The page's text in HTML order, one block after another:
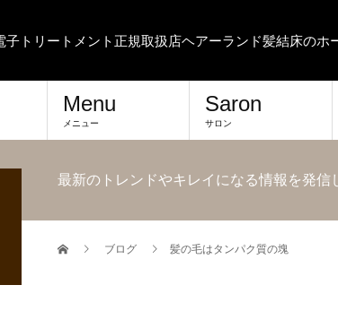
子トリートメント正規取扱店ヘアーランド髪結床のホ
Menu
メニュー
Saron
サロン
最新のトレンドやキレイになる情報を発信
ブログ 髪の毛はタンパク質の塊